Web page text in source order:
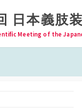
日本義肢
Meeting of the